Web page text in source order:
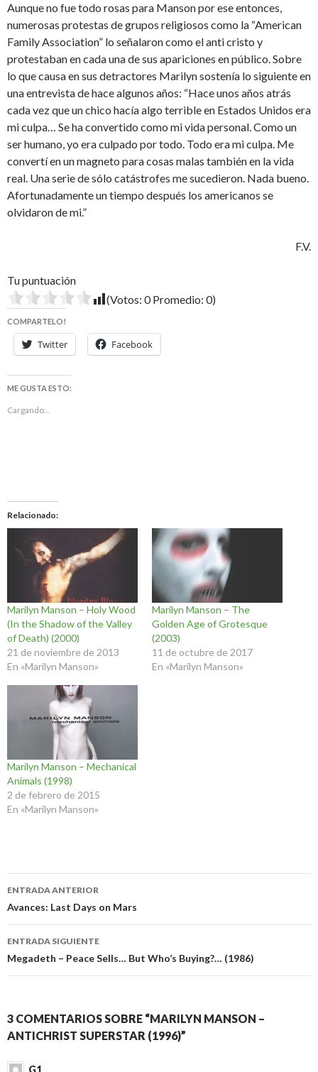
Aunque no fue todo rosas para Manson por ese entonces,
numerosas protestas de grupos religiosos como la “American
Family Association” lo señalaron como el anti cristo y
protestaban en cada una de sus apariciones en público. Sobre
lo que causa en sus detractores Marilyn sostenía lo siguiente en
una entrevista de hace algunos años: “Hace unos años atrás
cada vez que un chico hacía algo terrible en Estados Unidos era
mi culpa… Se ha convertido como mi vida personal. Como un
ser humano, yo era culpado por todo. Todo era mi culpa. Me
convertí en un magneto para cosas malas también en la vida
real. Una serie de sólo catástrofes me sucedieron. Nada bueno.
Afortunadamente un tiempo después los americanos se
olvidaron de mi.”
F.V.
Tu puntuación
(Votos: 0Promedio: 0)
COMPARTELO!
Twitter Facebook
ME GUSTA ESTO:
Cargando...
Relacionado
Marilyn Manson – Holy Wood
(In the Shadow of the Valley
of Death) (2000)
21 de noviembre de 2013
En «Marilyn Manson»
Marilyn Manson – The
Golden Age of Grotesque
(2003)
11 de octubre de 2017
En «Marilyn Manson»
Marilyn Manson – Mechanical
Animals (1998)
2 de febrero de 2015
En «Marilyn Manson»
Navegación
de
entradas
ENTRADA ANTERIOR
Avances: Last Days on Mars
ENTRADA SIGUIENTE
Megadeth – Peace Sells… But Who’s Buying?… (1986)
3 COMENTARIOS SOBRE “MARILYN MANSON –
ANTICHRIST SUPERSTAR (1996)”